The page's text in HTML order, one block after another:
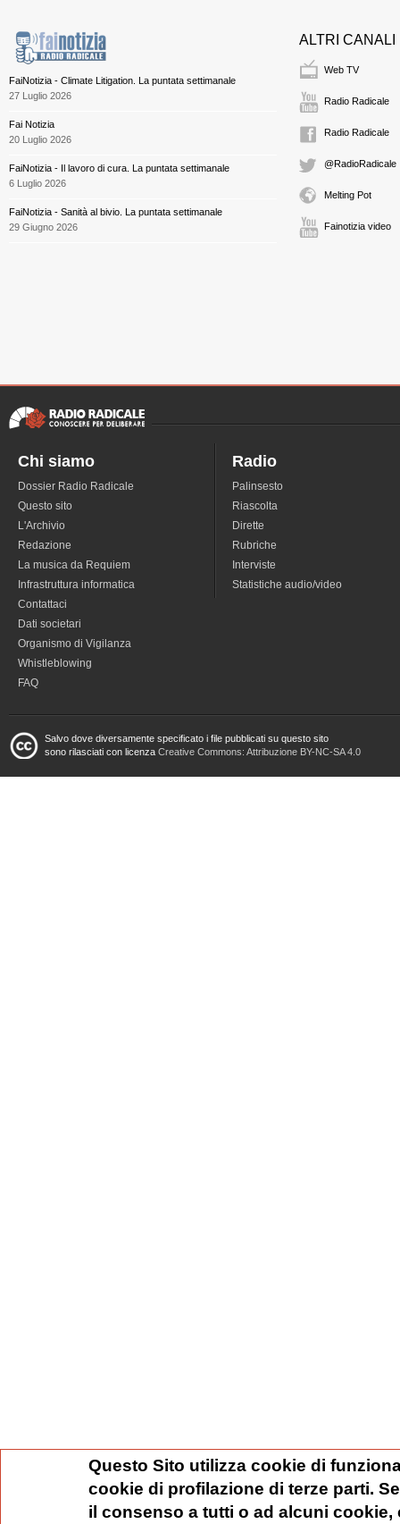
FaiNotizia - Climate Litigation. La puntata settimanale
27 Luglio 2026
Fai Notizia
20 Luglio 2026
FaiNotizia - Il lavoro di cura. La puntata settimanale
6 Luglio 2026
FaiNotizia - Sanità al bivio. La puntata settimanale
29 Giugno 2026
ALTRI CANALI
Web TV
Radio Radicale
Radio Radicale
@RadioRadicale
Melting Pot
Fainotizia video
Chi siamo
Dossier Radio Radicale
Questo sito
L'Archivio
Redazione
La musica da Requiem
Infrastruttura informatica
Contattaci
Dati societari
Organismo di Vigilanza
Whistleblowing
FAQ
Radio
Palinsesto
Riascolta
Dirette
Rubriche
Interviste
Statistiche audio/video
Salvo dove diversamente specificato i file pubblicati su questo sito
sono rilasciati con licenza Creative Commons: Attribuzione BY-NC-SA 4.0
Questo Sito utilizza cookie di
cookie di profilazione di terze parti.
il consenso a tutti o ad alcuni